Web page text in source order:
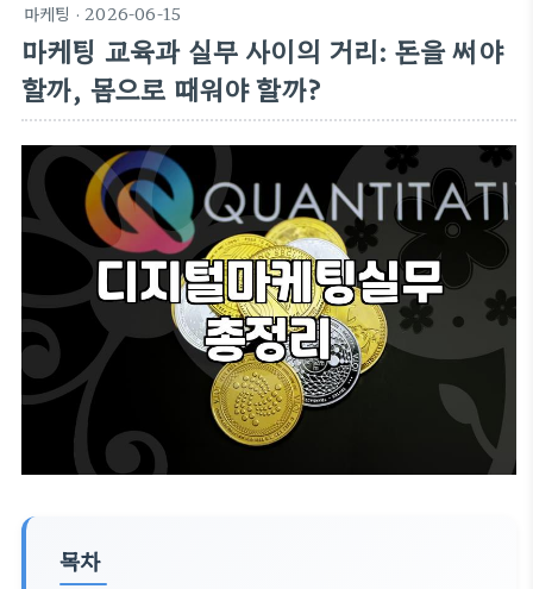
마케팅 · 2026-06-15
마케팅 교육과 실무 사이의 거리: 돈을 써야
할까, 몸으로 때워야 할까?
목차